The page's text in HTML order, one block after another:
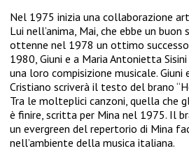
Nel 1975 inizia una collaborazione
Lui nell’anima, Mai, che ebbe un buon
ottenne nel 1978 un ottimo
1980, Giuni e a Maria Antonietta
una loro compisizione musicale.
Cristiano scriverà il testo del brano
Tra le molteplici canzoni, quella che
è finire, scritta per Mina nel 1975. Il
un evergreen del repertorio di Mina
nell’ambiente della musica italiana.